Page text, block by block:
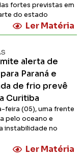
fortes previstas em
do estado
Ler Matéria
alerta de
Paraná e
de frio prevê
Curitiba
feira (05), uma frente
pelo oceano e
instabilidade no
Ler Matéria